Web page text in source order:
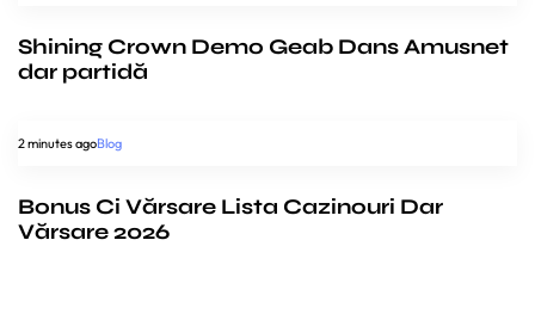
Shining Crown Demo Geab Dans Amusnet
dar partidă
2 minutes agoBlog
Bonus Ci Vărsare Lista Cazinouri Dar
Vărsare 2026